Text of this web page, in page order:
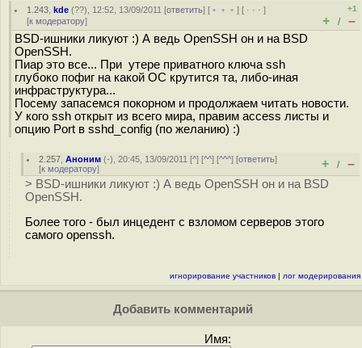
1.243 ,kde (??), 12:52, 13/09/2011 [ответить] [ ﹢﹢﹢] [ · · ·]
[к модератору]
+1
+ / –
BSD-ишники ликуют :) А ведь OpenSSH он и на BSD
OpenSSH.
Пиар это все... При утере приватного ключа ssh
глубоко пофиг на какой ОС крутится та, либо-иная
инфраструктура...
Посему запасемся покорном и продолжаем читать новости.
У кого ssh открыт из всего мира, правим access листы и
опцию Port в sshd_config (по желанию) :)
2.257 ,Аноним (-), 20:45, 13/09/2011 [^] [^^] [^^^] [ответить]
[к модератору] + / –
> BSD-ишники ликуют :) А ведь OpenSSH он и на BSD
OpenSSH.
Более того - был инцедент с взломом серверов этого
самого openssh.
игнорирование участников | лог модерирования
Добавить комментарий
Имя: